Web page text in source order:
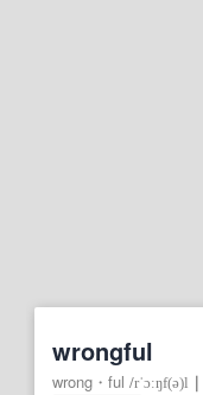
wrongful
wrong・ful /rˈɔːŋf(ə)l